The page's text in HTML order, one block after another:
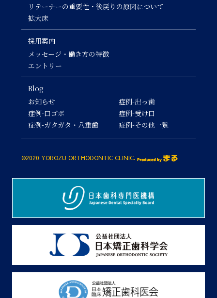
リテーナーの重要性・後戻りの原因について
拡大床
採用案内
メッセージ・働き方の特徴
エントリー
Blog
お知らせ
症例-口ゴボ
症例-ガタガタ・八重歯
症例-出っ歯
症例-受け口
症例-その他一覧
©2020 YOROZU ORTHODONTIC CLINIC.